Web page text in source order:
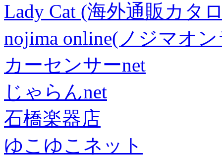
Lady Cat (海外通販カタ
nojima online(ノジマオ
カーセンサーnet
じゃらんnet
石橋楽器店
ゆこゆこネット